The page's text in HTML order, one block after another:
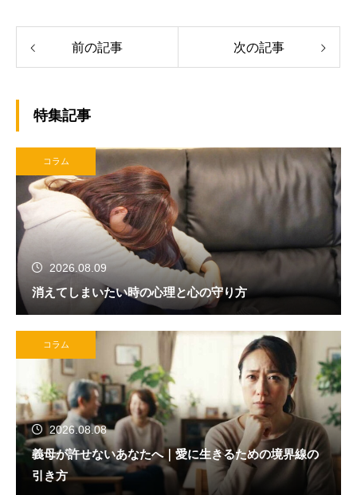
前の記事 次の記事
特集記事
コラム
2026.08.09
消えてしまいたい時の心理と心の守り方
コラム
2026.08.08
義母が許せないあなたへ｜愛に生きるための境界線の
引き方